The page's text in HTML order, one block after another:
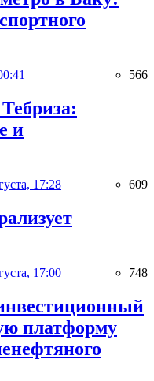
566
и
17:28 609
17:00 748
платформу